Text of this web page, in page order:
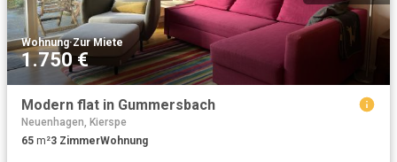
Wohnung·Zur Miete
1.750 €
Modern flat in Gummersbach
Neuenhagen, Kierspe
65 m²3 ZimmerWohnung